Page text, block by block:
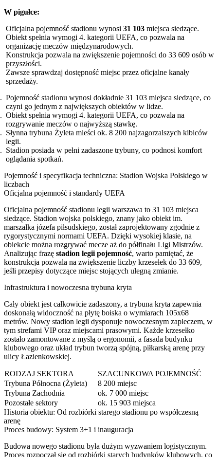
W pigułce:
Oficjalna pojemność stadionu wynosi 31 103 miejsca siedzące.
Obiekt spełnia wymogi 4. kategorii UEFA, co pozwala na
organizację meczów międzynarodowych.
Konstrukcja pozwala na zwiększenie pojemności do 33 609 osób w
przyszłości.
Zawsze sprawdzaj dostępność miejsc przez oficjalne kanały
sprzedaży.
Pojemność stadionu wynosi dokładnie 31 103 miejsca siedzące, co
czyni go jednym z największych obiektów w lidze.
Obiekt spełnia wymogi 4. kategorii UEFA, co pozwala na
rozgrywanie meczów o najwyższą stawkę.
Słynna trybuna Żyleta mieści ok. 8 200 najzagorzalszych kibiców
legii.
Stadion posiada w pełni zadaszone trybuny, co podnosi komfort
oglądania spotkań.
Pojemność i specyfikacja techniczna: Stadion Wojska Polskiego w
liczbach
Oficjalna pojemność i standardy UEFA
Oficjalna pojemność stadionu legii warszawa to 31 103 miejsca
siedzące. Stadion wojska polskiego, znany jako obiekt im.
marszałka józefa piłsudskiego, został zaprojektowany zgodnie z
rygorystycznymi normami UEFA. Dzięki wysokiej klasie, na
obiekcie można rozgrywać mecze aż do półfinału Ligi Mistrzów.
Analizując frazę stadion legii pojemność, warto pamiętać, że
konstrukcja pozwala na zwiększenie liczby krzesełek do 33 609,
jeśli przepisy dotyczące miejsc stojących ulegną zmianie.
Infrastruktura i nowoczesna trybuna kryta
Cały obiekt jest całkowicie zadaszony, a trybuna kryta zapewnia
doskonałą widoczność na płytę boiska o wymiarach 105x68
metrów. Nowy stadion legii dysponuje nowoczesnym zapleczem, w
tym strefami VIP oraz miejscami prasowymi. Każde krzesełko
zostało zamontowane z myślą o ergonomii, a fasada budynku
klubowego oraz układ trybun tworzą spójną, piłkarską arenę przy
ulicy Łazienkowskiej.
RODZAJ SEKTORA
SZACUNKOWA POJEMNOŚĆ
Trybuna Północna (Żyleta)
8 200 miejsc
Trybuna Zachodnia
ok. 7 000 miejsc
Pozostałe sektory
ok. 15 903 miejsca
Historia obiektu: Od rozbiórki starego stadionu po współczesną
arenę
Proces budowy: System 3+1 i inauguracja
Budowa nowego stadionu była dużym wyzwaniem logistycznym.
Proces rozpoczął się od rozbiórki starych budynków klubowych, co